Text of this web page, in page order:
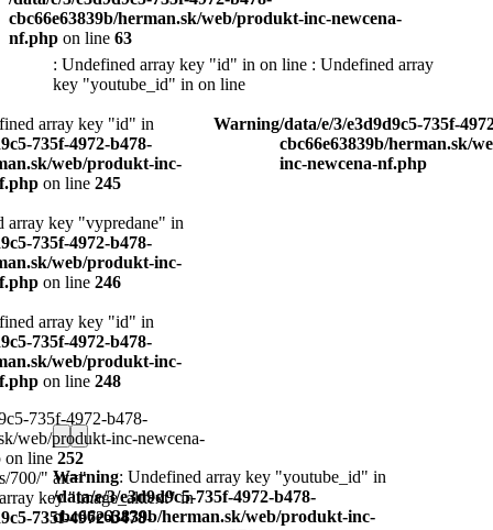
cbc66e63839b/herman.sk/web/produkt-inc-newcena-
nf.php on line 63
: Undefined array key "id" in on line : Undefined array
key "youtube_id" in on line
Warning/data/e/3/e3d9d9c5-735f-4972-b478-
cbc66e63839b/herman.sk/web/produkt-
inc-newcena-nf.php
253
Warning
Warning: Undefined array key "youtube_id" in
/data/e/3/e3d9d9c5-735f-4972-b478-
cbc66e63839b/herman.sk/web/produkt-inc-